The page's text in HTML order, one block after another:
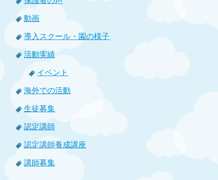
動画
導入スクール・園の様子
活動実績
イベント
海外での活動
生徒募集
認定講師
認定講師養成講座
講師募集